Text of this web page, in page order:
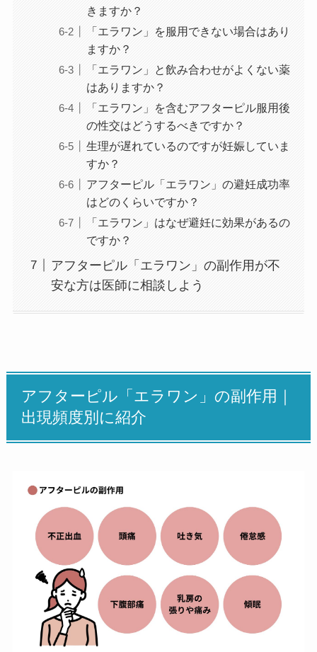
きますか？
「エラワン」を服用できない場合はあり
ますか？
「エラワン」と飲み合わせがよくない薬
はありますか？
「エラワン」を含むアフターピル服用後
の性交はどうするべきですか？
生理が遅れているのですが妊娠していま
すか？
アフターピル「エラワン」の避妊成功率
はどのくらいですか？
「エラワン」はなぜ避妊に効果があるの
ですか？
アフターピル「エラワン」の副作用が不
安な方は医師に相談しよう
アフターピル「エラワン」の副作用｜
出現頻度別に紹介